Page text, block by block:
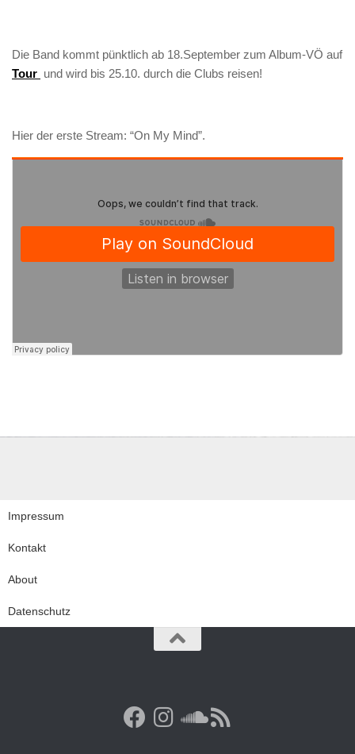
Die Band kommt pünktlich ab 18.September zum Album-VÖ auf
Tour und wird bis 25.10. durch die Clubs reisen!
Hier der erste Stream: “On My Mind”.
Impressum
Kontakt
About
Datenschutz